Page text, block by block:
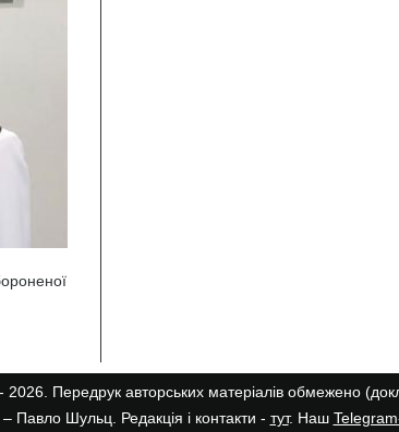
2026. Передрук авторських матеріалів обмежено
Павло Шульц. Редакція і контакти - тут. Наш